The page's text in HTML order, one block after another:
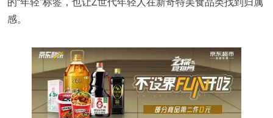
的“年轻”标签，也让Z世代年轻人在新奇特美食品类找到归属
感。